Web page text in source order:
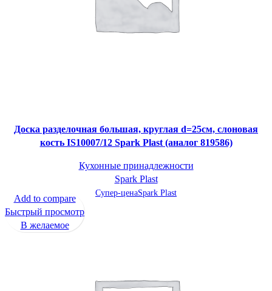
Доска разделочная большая, круглая d=25см, слоновая
кость IS10007/12 Spark Plast (аналог 819586)
Кухонные принадлежности
Spark Plast
Супер-ценаSpark Plast
Add to compare
Быстрый просмотр
В желаемое